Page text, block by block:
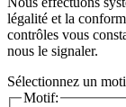
légalité et la
contrôles vous
nous le signaler.
Sélectionnez un
Motif: